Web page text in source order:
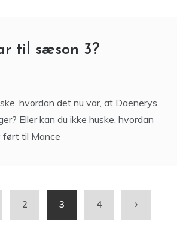
til sæson 3?
hvordan det nu var, at Daenerys
Eller kan du ikke huske, hvordan
ført til Mance
2 3 4